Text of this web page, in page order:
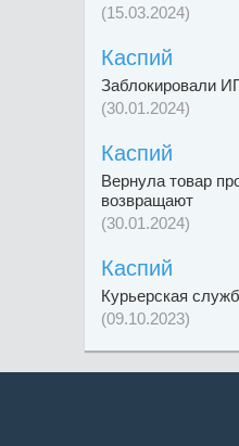
(15.03.2024)
Каспий
Заблокировали
(30.01.2024)
Каспий
Вернула товар
возвращают
(30.01.2024)
Каспий
Курьерская
(09.10.2023)